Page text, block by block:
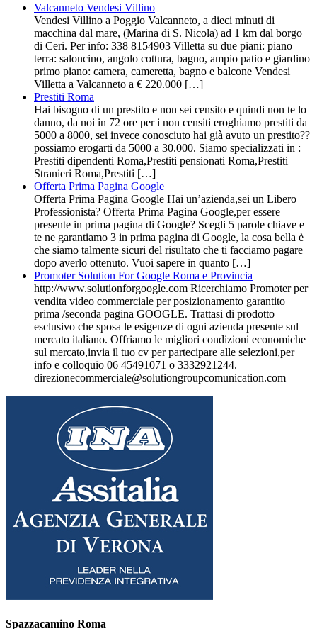
Valcanneto Vendesi Villino
Vendesi Villino a Poggio Valcanneto, a dieci minuti di
macchina dal mare, (Marina di S. Nicola) ad 1 km dal borgo
di Ceri. Per info: 338 8154903 Villetta su due piani: piano
terra: saloncino, angolo cottura, bagno, ampio patio e giardino
primo piano: camera, cameretta, bagno e balcone Vendesi
Villetta a Valcanneto a € 220.000 […]
Prestiti Roma
Hai bisogno di un prestito e non sei censito e quindi non te lo
danno, da noi in 72 ore per i non censiti eroghiamo prestiti da
5000 a 8000, sei invece conosciuto hai già avuto un prestito??
possiamo erogarti da 5000 a 30.000. Siamo specializzati in :
Prestiti dipendenti Roma,Prestiti pensionati Roma,Prestiti
Stranieri Roma,Prestiti […]
Offerta Prima Pagina Google
Offerta Prima Pagina Google Hai un’azienda,sei un Libero
Professionista? Offerta Prima Pagina Google,per essere
presente in prima pagina di Google? Scegli 5 parole chiave e
te ne garantiamo 3 in prima pagina di Google, la cosa bella è
che siamo talmente sicuri del risultato che ti facciamo pagare
dopo averlo ottenuto. Vuoi sapere in quanto […]
Promoter Solution For Google Roma e Provincia
http://www.solutionforgoogle.com Ricerchiamo Promoter per
vendita video commerciale per posizionamento garantito
prima /seconda pagina GOOGLE. Trattasi di prodotto
esclusivo che sposa le esigenze di ogni azienda presente sul
mercato italiano. Offriamo le migliori condizioni economiche
sul mercato,invia il tuo cv per partecipare alle selezioni,per
info e colloquio 06 45491071 o 3332921244.
direzionecommerciale@solutiongroupcomunication.com
Spazzacamino Roma